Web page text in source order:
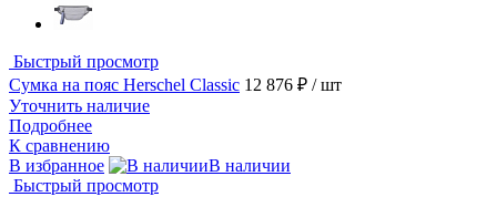
Быстрый просмотр
Сумка на пояс Herschel Classic 12 876 ₽ / шт
Уточнить наличие
Подробнее
К сравнению
В избранное
В наличии
Быстрый просмотр